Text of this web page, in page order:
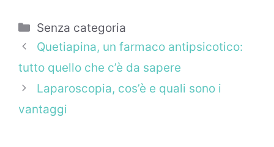
Categorie
Senza categoria
Quetiapina, un farmaco antipsicotico:
tutto quello che c’è da sapere
Laparoscopia, cos’è e quali sono i
vantaggi